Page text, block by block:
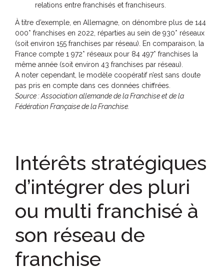
relations entre franchisés et franchiseurs.
À titre d’exemple, en Allemagne, on dénombre plus de 144
000* franchises en 2022, réparties au sein de 930* réseaux
(soit environ 155 franchises par réseau). En comparaison, la
France compte 1 972* réseaux pour 84 497* franchises la
même année (soit environ 43 franchises par réseau).
A noter cependant, le modèle coopératif n’est sans doute
pas pris en compte dans ces données chiffrées.
Source : Association allemande de la Franchise et de la
Fédération Française de la Franchise.
Intérêts stratégiques
d’intégrer des pluri
ou multi franchisé à
son réseau de
franchise